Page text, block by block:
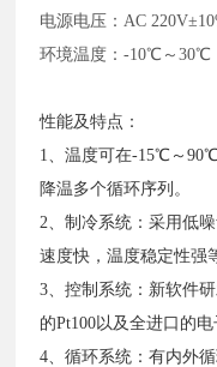
电源电压： AC
环境温度：-10℃～30℃
性能及特点：
1、温度可在-15℃～
降温多个循环序列。
2、制冷系统：采用低
速度快，温度稳定性强
3、控制系统：新软件
的Pt100以及全进口的电
4、循环系统：有内外